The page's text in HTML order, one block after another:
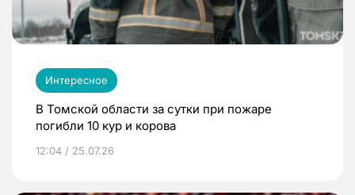
Интересное
В Томской области за сутки при пожаре
погибли 10 кур и корова
12:04 / 25.07.26